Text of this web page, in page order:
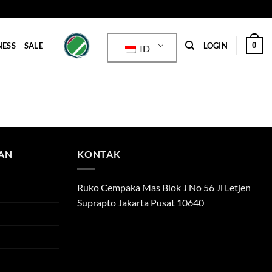
SALE ID LOGIN 0
KONTAK
Ruko Cempaka Mas Blok J No 56 Jl Letjen
Suprapto Jakarta Pusat 10640